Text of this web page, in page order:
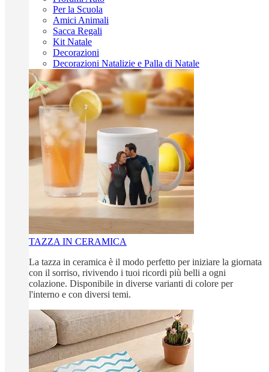
Per la Scuola
Amici Animali
Sacca Regali
Kit Natale
Decorazioni
Decorazioni Natalizie e Palla di Natale
TAZZA IN CERAMICA
La tazza in ceramica è il modo perfetto per iniziare la giornata
con il sorriso, rivivendo i tuoi ricordi più belli a ogni
colazione. Disponibile in diverse varianti di colore per
l'interno e con diversi temi.